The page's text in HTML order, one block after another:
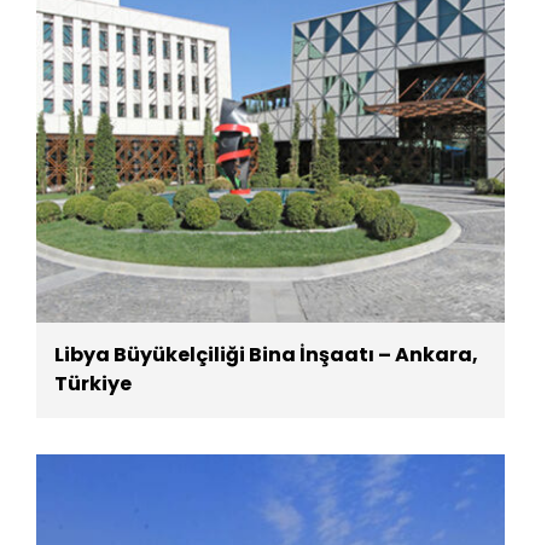
Libya Büyükelçiliği Bina İnşaatı – Ankara,
Türkiye